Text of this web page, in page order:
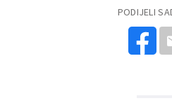
PODIJELI